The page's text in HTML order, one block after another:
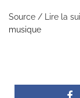
Source / Lire la
musique